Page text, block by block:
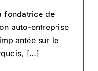
fondatrice de
auto-entreprise
sur le
[…]